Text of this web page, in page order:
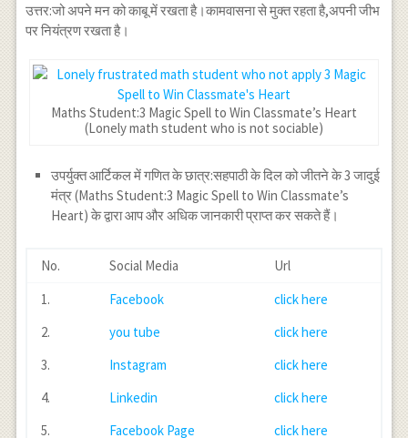
उत्तर:जो अपने मन को काबू में रखता है।कामवासना से मुक्त रहता है,अपनी जीभ
पर नियंत्रण रखता है।
Maths Student:3 Magic Spell to Win Classmate’s Heart
(Lonely math student who is not sociable)
उपर्युक्त आर्टिकल में गणित के छात्र:सहपाठी के दिल को जीतने के 3 जादुई
मंत्र (Maths Student:3 Magic Spell to Win Classmate’s
Heart) के द्वारा आप और अधिक जानकारी प्राप्त कर सकते हैं।
No. Social Media
Url
1.
Facebook
click here
2.
you tube
click here
3.
Instagram
click here
4.
Linkedin
click here
5.
Facebook Page click here